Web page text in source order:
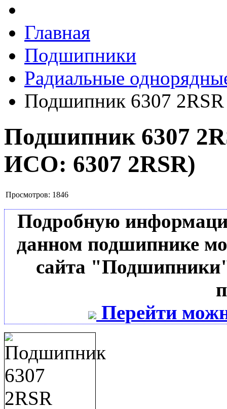
Ивантеевка, подшипники, пневматика, метизы, техника,
Главная
Подшипники
Радиальные
Подшипник 6307 2RSR
Подшипник 6307
ИСО: 6307 2RSR)
Просмотров: 1846
Подробную
данном подшипнике
сайта
Перейти